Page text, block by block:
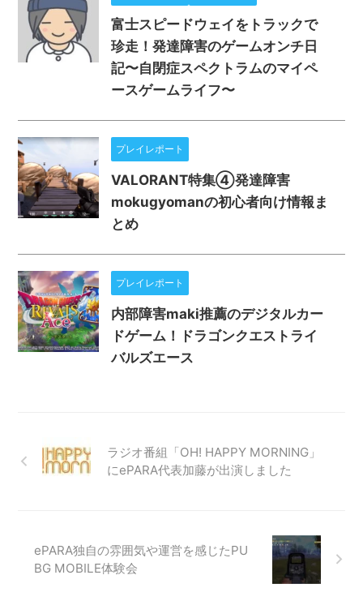
富士スピードウェイをトラックで
珍走！発達障害のゲームオンチ日
記〜自閉症スペクトラムのマイペ
ースゲームライフ〜
プレイレポート
VALORANT特集④発達障害
mokugyomanの初心者向け情報ま
とめ
プレイレポート
内部障害maki推薦のデジタルカー
ドゲーム！ドラゴンクエストライ
バルズエース
ラジオ番組「OH! HAPPY MORNING」
にePARA代表加藤が出演しました
ePARA独自の雰囲気や運営を感じたPU
BG MOBILE体験会